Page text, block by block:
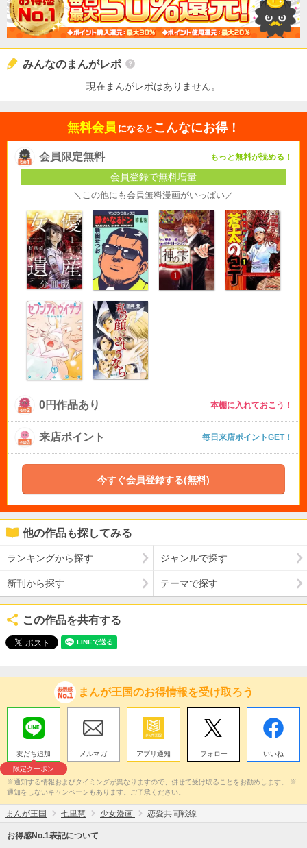
みんなのまんがレポ
現在まんがレポはありません。
無料会員 になると こんなにお得！
会員限定無料 もっと無料が読める！
会員登録で無料増量
＼この他にも会員無料漫画がいっぱい／
0円作品あり 本棚に入れておこう！
来店ポイント 毎日来店ポイントGET！
今すぐ会員登録する(無料)
他の作品も探してみる
ランキングから探す ジャンルで探す
新刊から探す テーマで探す
この作品を共有する
まんが王国のお得情報を受け取ろう
友だち追加
限定クーポン
メルマガ アプリ通知 フォロー いいね
※通知する情報およびタイミングが異なりますので、併せて受け取ることをお勧めします。 ※
通知をしないキャンペーンもあります。ご了承ください。
まんが王国 七里慧 少女漫画 恋愛共同戦線
お得感No.1表記について